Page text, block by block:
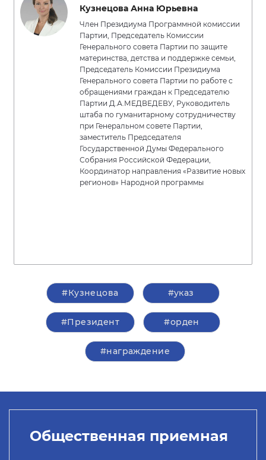
Кузнецова Анна Юрьевна
Член Президиума Программной комиссии
Партии, Председатель Комиссии
Генерального совета Партии по защите
материнства, детства и поддержке семьи,
Председатель Комиссии Президиума
Генерального совета Партии по работе с
обращениями граждан к Председателю
Партии Д.А.МЕДВЕДЕВУ, Руководитель
штаба по гуманитарному сотрудничеству
при Генеральном совете Партии,
заместитель Председателя
Государственной Думы Федерального
Собрания Российской Федерации,
Координатор направления «Развитие новых
регионов» Народной программы
#Кузнецова #указ
#Президент #орден
#награждение
Общественная приемная